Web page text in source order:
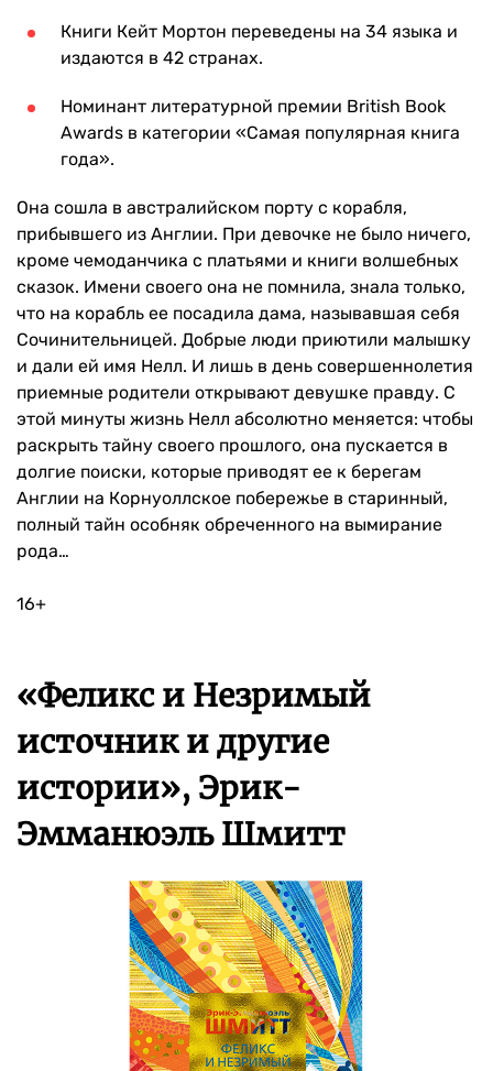
Книги Кейт Мортон переведены на 34 языка и
издаются в 42 странах.
Номинант литературной премии British Book
Awards в категории «Самая популярная книга
года».
Она сошла в австралийском порту с корабля,
прибывшего из Англии. При девочке не было ничего,
кроме чемоданчика с платьями и книги волшебных
сказок. Имени своего она не помнила, знала только,
что на корабль ее посадила дама, называвшая себя
Сочинительницей. Добрые люди приютили малышку
и дали ей имя Нелл. И лишь в день совершеннолетия
приемные родители открывают девушке правду. С
этой минуты жизнь Нелл абсолютно меняется: чтобы
раскрыть тайну своего прошлого, она пускается в
долгие поиски, которые приводят ее к берегам
Англии на Корнуоллское побережье в старинный,
полный тайн особняк обреченного на вымирание
рода…
16+
«Феликс и Незримый
источник и другие
истории», Эрик-
Эмманюэль Шмитт